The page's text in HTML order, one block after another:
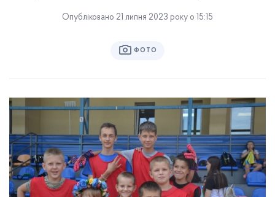
Опубліковано 21 липня 2023 року о 15:15
ФОТО